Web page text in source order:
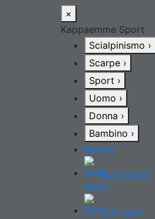
×
Kappaemme Sport
Scialpinismo ›
Scarpe ›
Sport ›
Uomo ›
Donna ›
Bambino ›
Marchi
Saldi estivi
Gift card